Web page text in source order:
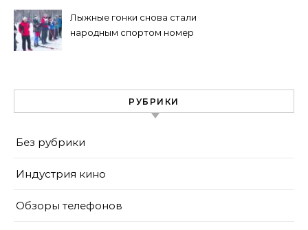
Лыжные гонки снова стали
народным спортом номер
РУБРИКИ
Без рубрики
Индустрия кино
Обзоры телефонов